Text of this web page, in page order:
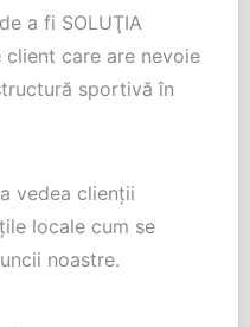
a fi SOLUŢIA
client care are nevoie
sportivă în
vedea clienţii
locale cum se
noastre.